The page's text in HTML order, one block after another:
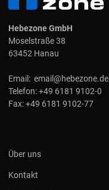
Hebezone GmbH
Moselstraße 38
63452 Hanau
Email: email@hebezone.de
Telefon:+49 6181 9102-0
Fax:+49 6181 9102-77
Über uns
Kontakt